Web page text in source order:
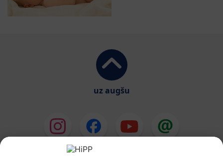
uz augšu